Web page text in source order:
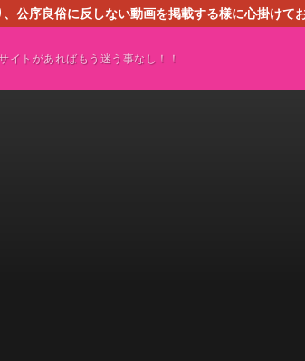
序良俗に反しない動画を掲載する様に心掛け
イトがあればもう迷う事なし！！